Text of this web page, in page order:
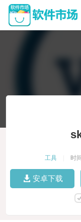
工具 时
安卓下载